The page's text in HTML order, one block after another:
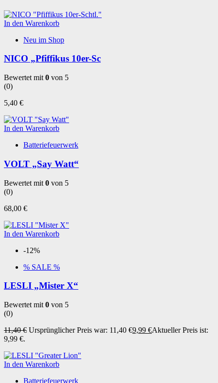
In den Warenkorb
Neu im Shop
NICO „Pfiffikus 10er-Sc
Bewertet mit 0 von 5
(0)
5,40 €
In den Warenkorb
Batteriefeuerwerk
VOLT „Say Watt“
Bewertet mit 0 von 5
(0)
68,00 €
In den Warenkorb
-12%
% SALE %
LESLI „Mister X“
Bewertet mit 0 von 5
(0)
11,40€ Ursprünglicher Preis war: 11,40 €9,99 €Aktueller Preis ist:
9,99 €.
In den Warenkorb
Batteriefeuerwerk